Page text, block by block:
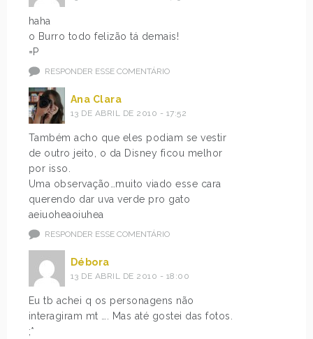
haha
o Burro todo felizão tá demais!
=P
RESPONDER ESSE COMENTÁRIO
Ana Clara
13 DE ABRIL DE 2010 - 17:52
Também acho que eles podiam se vestir
de outro jeito, o da Disney ficou melhor
por isso.
Uma observação…muito viado esse cara
querendo dar uva verde pro gato
aeiuoheaoiuhea
RESPONDER ESSE COMENTÁRIO
Débora
13 DE ABRIL DE 2010 - 18:00
Eu tb achei q os personagens não
interagiram mt …. Mas até gostei das fotos.
;*